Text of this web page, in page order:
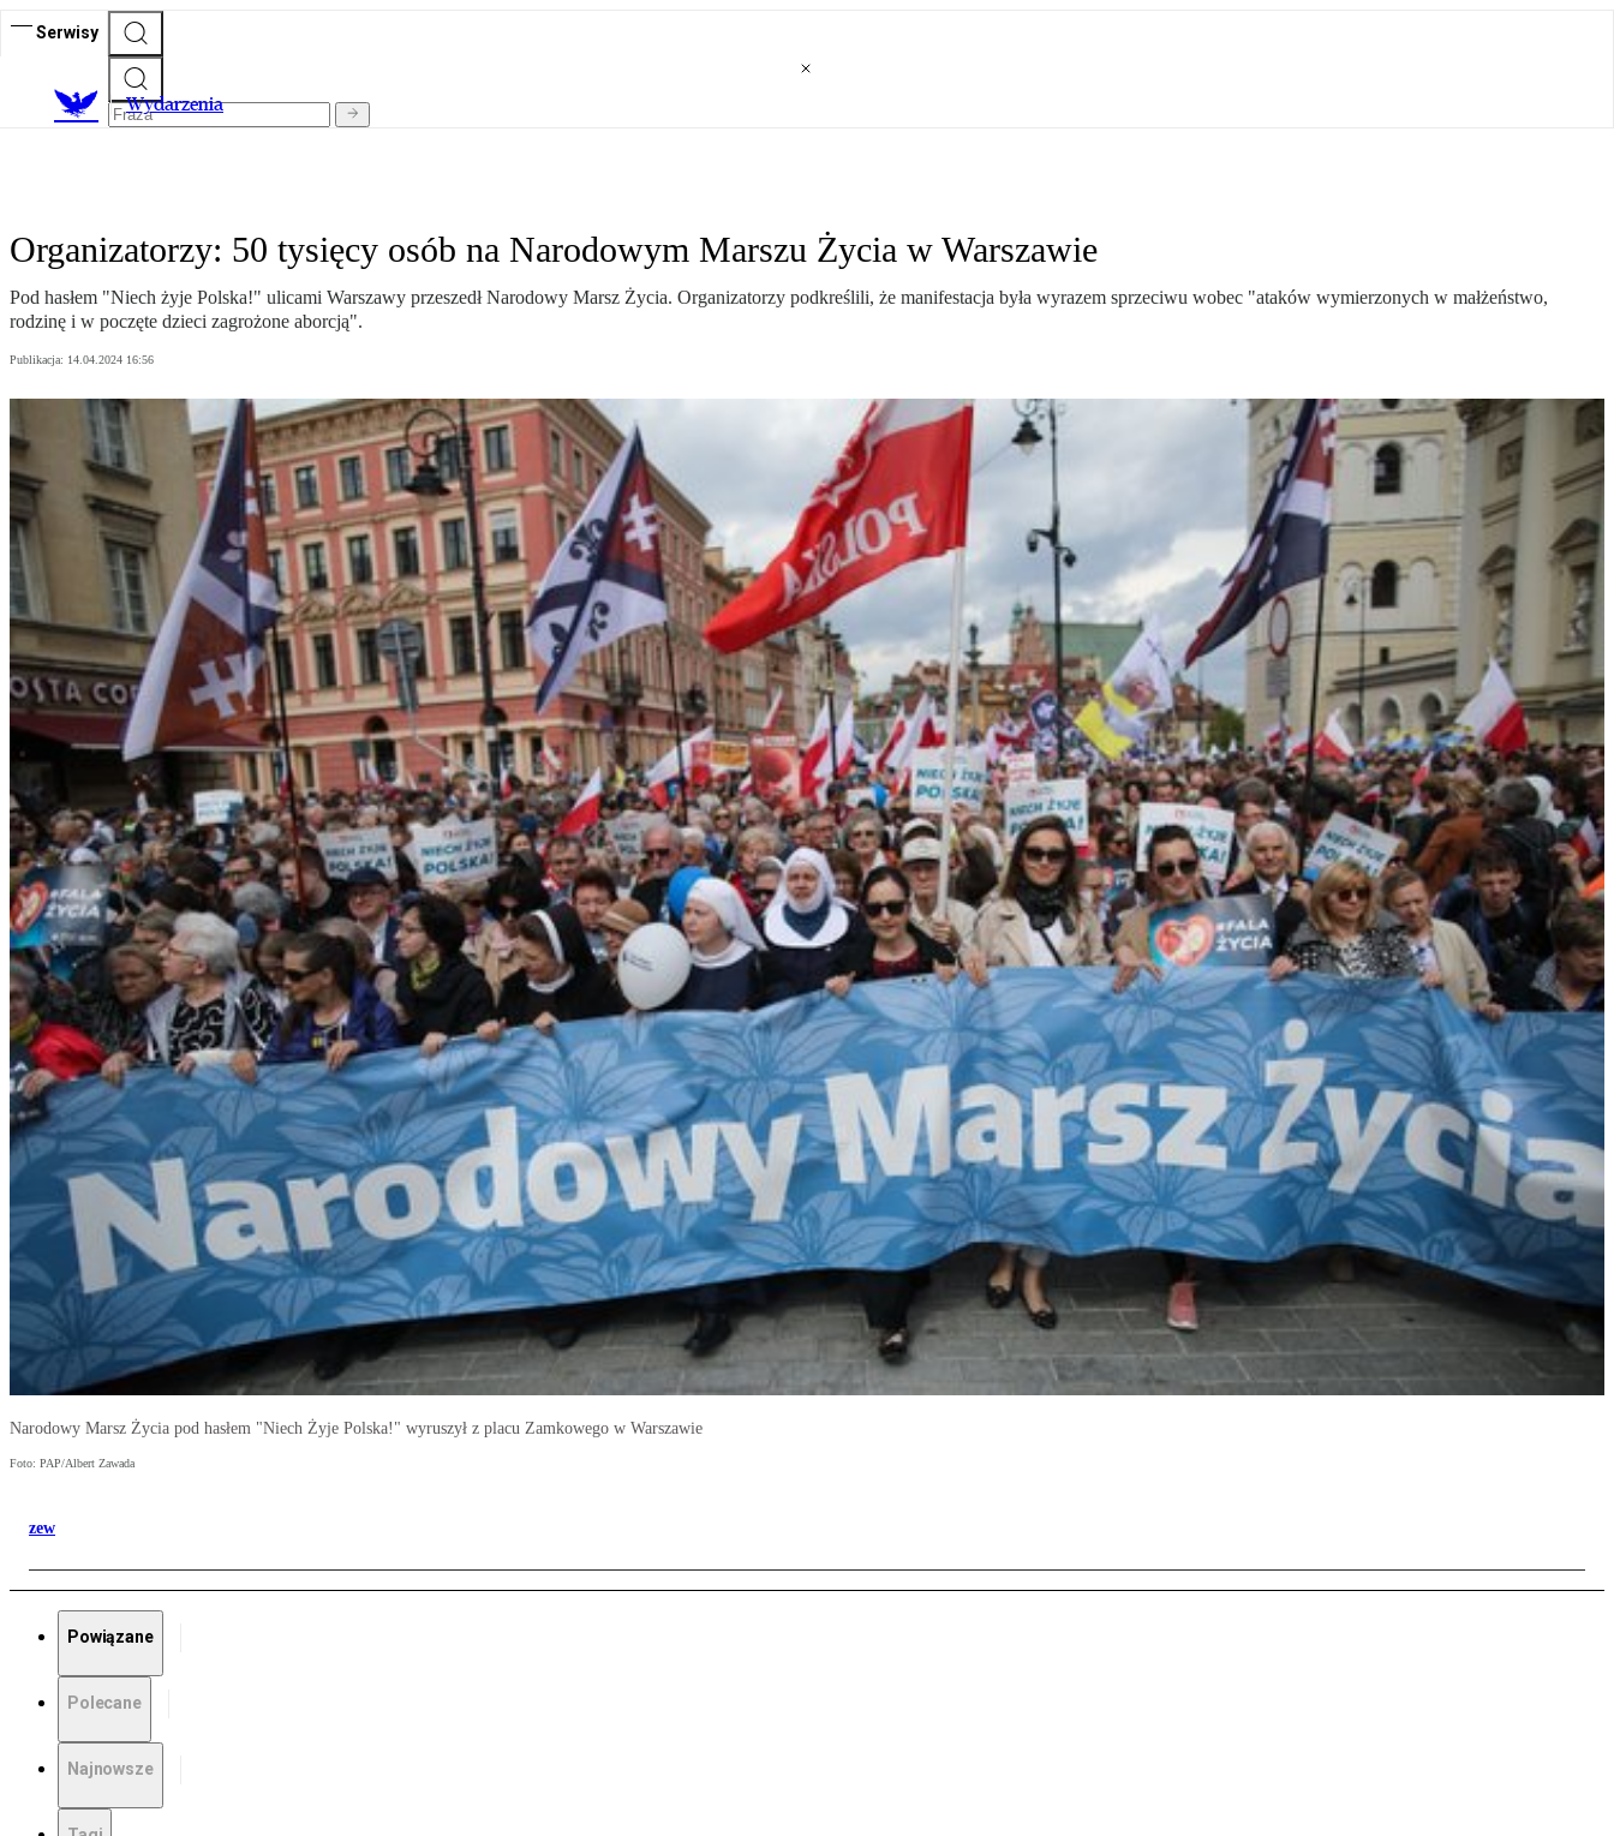
Serwisy
Wydarzenia
Organizatorzy: 50 tysięcy osób na Narodowym Marszu Życia w Warszawie
Pod hasłem "Niech żyje Polska!" ulicami Warszawy przeszedł Narodowy Marsz Życia. Organizatorzy podkreślili, że manifestacja była wyrazem sprzeciwu wobec "ataków wymierzonych w małżeństwo,
rodzinę i w poczęte dzieci zagrożone aborcją".
Publikacja: 14.04.2024 16:56
Narodowy Marsz Życia pod hasłem "Niech Żyje Polska!" wyruszył z placu Zamkowego w Warszawie
Foto: PAP/Albert Zawada
zew
Powiązane
Polecane
Najnowsze